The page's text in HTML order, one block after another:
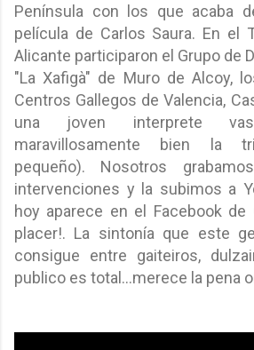
Península con los que acaba
película de Carlos Saura. En el
Alicante participaron el Grupo de
"La Xafigà" de Muro de Alcoy,
Centros Gallegos de Valencia,
una joven interprete
maravillosamente bien la
pequeño). Nosotros
intervenciones y la subimos a
hoy aparece en el Facebook de
placer!. La sintonía que este
consigue entre gaiteiros,
publico es total...merece la pena